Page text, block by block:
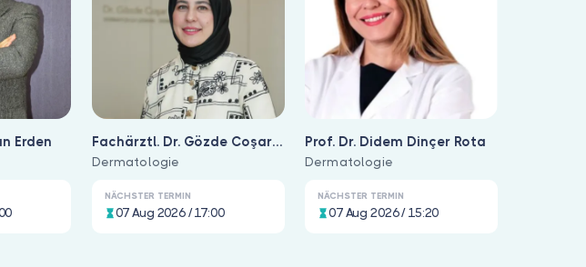
Erden
Fachärztl. Dr. Gözde Coşar
Seyhan
Dermatologie
NÄCHSTER TERMIN
07 Aug 2026 / 17:00
Prof. Dr. Didem Dinçer Rota
Dermatologie
NÄCHSTER TERMIN
07 Aug 2026 / 15:20